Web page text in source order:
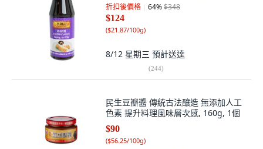
折扣後價格 64%$348
$124
($21.87/100g)
8/12 星期三 預計送達
(244)
民生豆瓣醬 傳統古法釀造 無添加人工
色素 提升料理風味層次感, 160g, 1個
$90
($56.25/100g)